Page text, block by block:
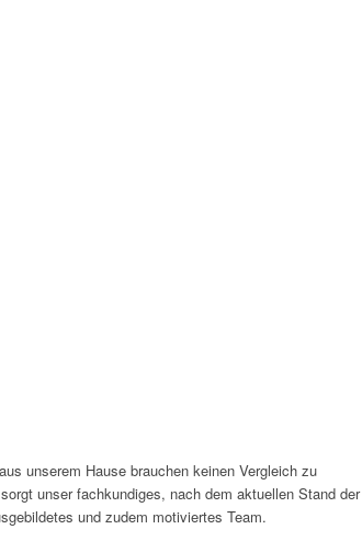
unserem Hause brauchen keinen Vergleich zu
unser fachkundiges, nach dem aktuellen Stand der
und zudem motiviertes Team.